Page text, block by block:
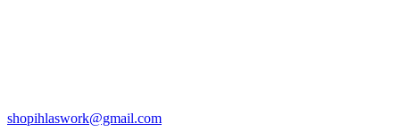
shopihlaswork@gmail.com